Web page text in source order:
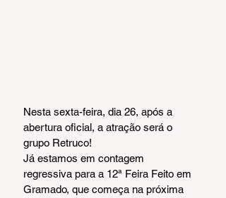
Nesta sexta-feira, dia 26, após a
abertura oficial, a atração será o
grupo Retruco!
Já estamos em contagem
regressiva para a 12ª Feira Feito em
Gramado, que começa na próxima